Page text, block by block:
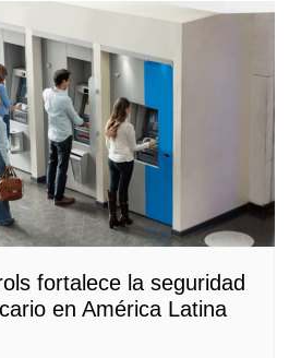
fortalece la seguridad
en América Latina